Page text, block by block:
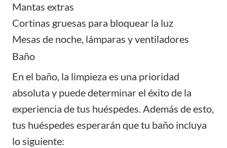
Mantas extras
Cortinas gruesas para bloquear la luz
Mesas de noche, lámparas y ventiladores
Baño
En el baño, la limpieza es una prioridad
absoluta y puede determinar el éxito de la
experiencia de tus huéspedes. Además de esto,
tus huéspedes esperarán que tu baño incluya
lo siguiente: